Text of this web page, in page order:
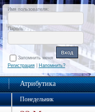
Имя пользователя:
Пароль:
Запомнить меня
Регистрация| Напомнить?
Атрибутика
Понедельник